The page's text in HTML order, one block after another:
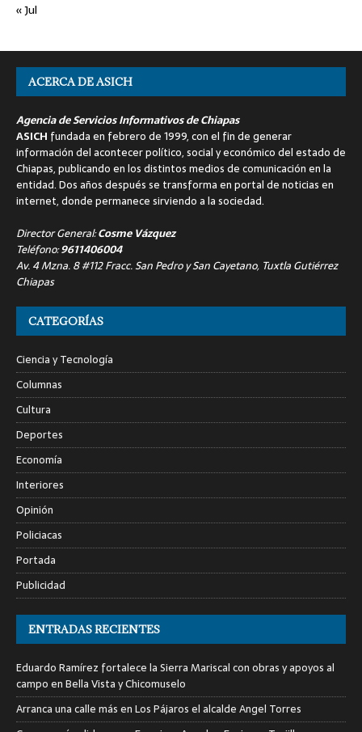
« Jul
ACERCA DE ASICH
Agencia de Servicios Informativos de Chiapas
ASICH fundada en febrero de 1999, con el fin de generar
información del acontecer político, social y económico del estado de
Chiapas, publicando en los distintos medios de comunicación en la
entidad. Dos años después se transforma en portal de noticias en
internet, donde permanece sirviendo a la sociedad.
Director General:Cosme Vázquez
Teléfono:9611406004
Av. 4 Mzna. 8 #112 Fracc. San Pedro y San Cayetano, Tuxtla Gutiérrez
Chiapas
CATEGORÍAS
Ciencia y Tecnología
Columnas
Cultura
Deportes
Economía
Interiores
Opinión
Policiacas
Portada
Publicidad
ENTRADAS RECIENTES
Eduardo Ramírez fortalece la Sierra Mariscal con obras y apoyos al
campo en Bella Vista y Chicomuselo
Arranca una calle más en Los Pájaros el alcalde Angel Torres